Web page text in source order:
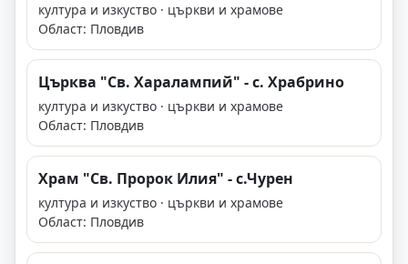
култура и изкуство · църкви и храмове
Област: Пловдив
Църква "Св. Харалампий" - с. Храбрино
култура и изкуство · църкви и храмове
Област: Пловдив
Храм "Св. Пророк Илия" - с.Чурен
култура и изкуство · църкви и храмове
Област: Пловдив